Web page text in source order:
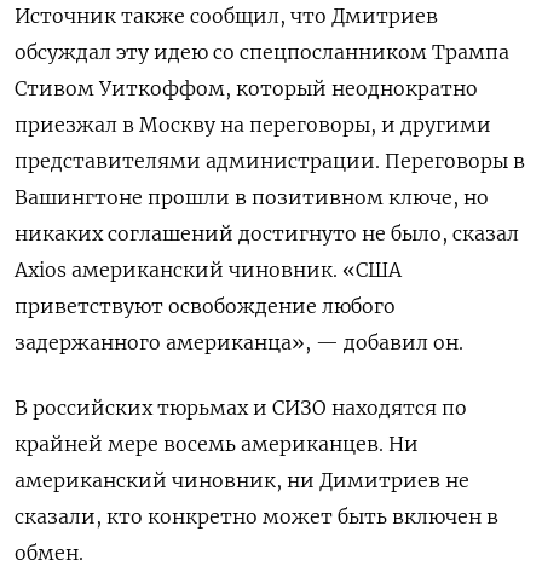
Источник также сообщил, что Дмитриев
обсуждал эту идею со спецпосланником Трампа
Стивом Уиткоффом, который неоднократно
приезжал в Москву на переговоры, и другими
представителями администрации. Переговоры в
Вашингтоне прошли в позитивном ключе, но
никаких соглашений достигнуто не было, сказал
Axios американский чиновник. «США
приветствуют освобождение любого
задержанного американца», — добавил он.
В российских тюрьмах и СИЗО находятся по
крайней мере восемь американцев. Ни
американский чиновник, ни Димитриев не
сказали, кто конкретно может быть включен в
обмен.